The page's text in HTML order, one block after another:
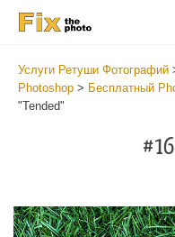
Услуги Ретуши Фотографий
Photoshop > Бесплатный
"Tended"